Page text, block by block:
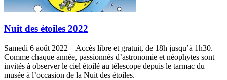
Nuit des étoiles 2022
Samedi 6 août 2022 – Accès libre et gratuit, de 18h jusqu’à 1h30.
Comme chaque année, passionnés d’astronomie et néophytes sont
invités à observer le ciel étoilé au télescope depuis le tarmac du
musée à l’occasion de la Nuit des étoiles.